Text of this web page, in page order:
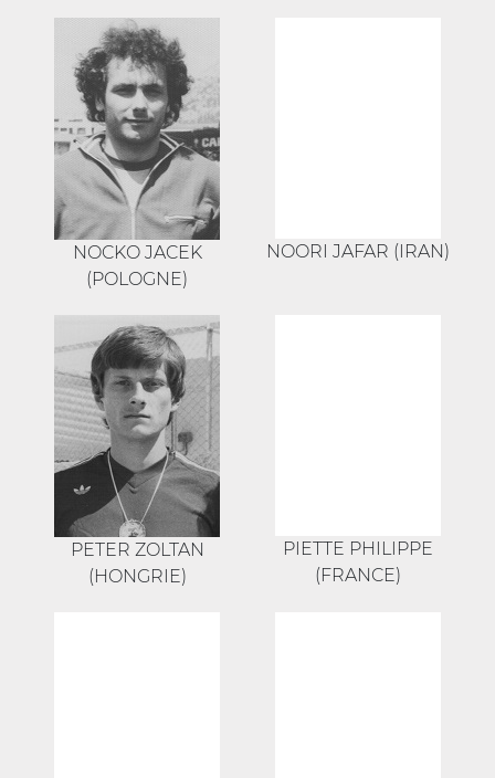
NOCKO JACEK
(POLOGNE)
NOORI JAFAR (IRAN)
PETER ZOLTAN
(HONGRIE)
PIETTE PHILIPPE
(FRANCE)